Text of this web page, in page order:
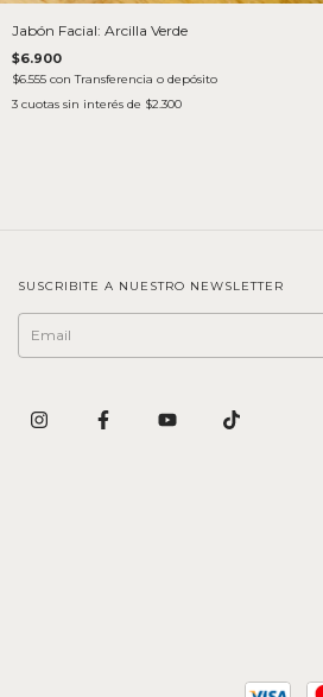
Jabón Facial: Arcilla Verde
$6.900
$6.555 con Transferencia o depósito
3 cuotas sin interés de $2.300
SUSCRIBITE A NUESTRO NEWSLETTER